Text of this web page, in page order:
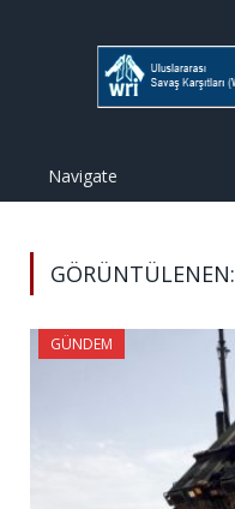
Navigate
GÖRÜNTÜLENEN:
GÜNDEM